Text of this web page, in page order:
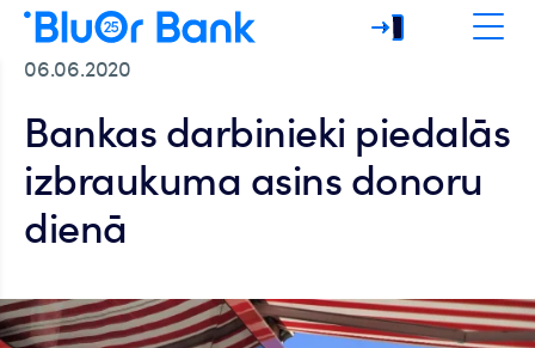
06.06.2020
Bankas darbinieki piedalās
izbraukuma asins donoru
dienā